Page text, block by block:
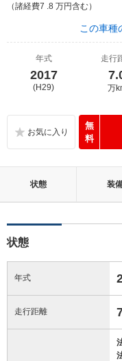
（諸経費7 .8 万円含む）
この車種
年式
2017
(H29)
走行
万
無
料
状態 装
状態
年式
走行距離